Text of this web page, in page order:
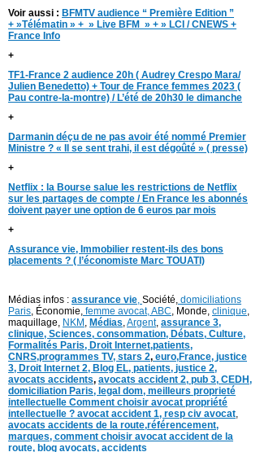
Voir aussi : BFMTV audience “ Première Edition ”
+ »Télématin » + » Live BFM » + » LCI / CNEWS +
France Info
+
TF1-France 2 audience 20h ( Audrey Crespo Mara/
Julien Benedetto) + Tour de France femmes 2023 (
Pau contre-la-montre) / L’été de 20h30 le dimanche
+
Darmanin déçu de ne pas avoir été nommé Premier
Ministre ? « Il se sent trahi, il est dégoûté » ( presse)
+
Netflix : la Bourse salue les restrictions de Netflix
sur les partages de compte / En France les abonnés
doivent payer une option de 6 euros par mois
+
Assurance vie, Immobilier restent-ils des bons
placements ? ( l’économiste Marc TOUATI)
Médias infos : assurance vie Société, domiciliations
Paris , Économie, femme avocat, ABC , Monde, clinique
maquillage, NKM Médias Argent, assurance 3,
clinique, Sciences, consommation, Débats, Culture,
Formalités Paris, Droit Internet,patients,
CNRS,programmes TV, stars 2, euro,France, justice
3, Droit Internet 2, Blog EL, patients, justice 2,
avocats accidents, avocats accident 2, pub 3, CEDH,
domiciliation Paris, legal dom, meilleurs proprieté
intellectuelle Comment choisir avocat propriété
intellectuelle ? avocat accident 1, resp civ avocat
avocats accidents de la route,référencement,
marques, comment choisir avocat accident de la
route, blog avocats, accidents